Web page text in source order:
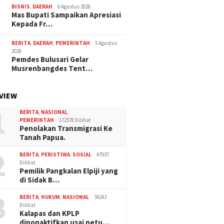
BISNIS, DAERAH 6 Agustus 2026
Mas Bupati Sampaikan Apresiasi
Kepada Fr…
BERITA, DAERAH, PEMERINTAH
5 Agustus
2026
Pemdes Bulusari Gelar
Musrenbangdes Tent…
BERITA, NASIONAL,
PEMERINTAH
172578 Dilihat
Penolakan Transmigrasi Ke
Tanah Papua.
BERITA, PERISTIWA, SOSIAL
47937
Dilihat
Pemilik Pangkalan Elpiji yang
di Sidak B…
BERITA, HUKUM, NASIONAL
34243
Dilihat
Kalapas dan KPLP